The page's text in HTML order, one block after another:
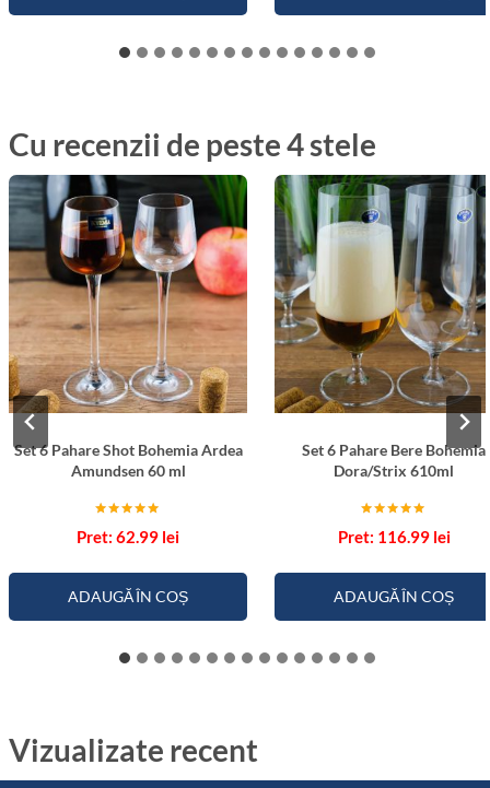
Cu recenzii de peste 4 stele
Set 6 Pahare Shot Bohemia Ardea
Amundsen 60 ml
5.00
62.99 lei
ADAUGĂ ÎN COȘ
Set 6 Pahare Bere Bohemia
Dora/Strix 610ml
5.00
116.99 lei
ADAUGĂ ÎN COȘ
Vizualizate recent